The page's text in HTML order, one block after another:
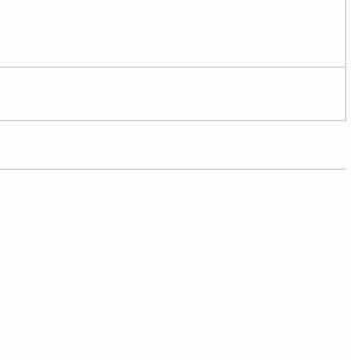
2980円 2980円